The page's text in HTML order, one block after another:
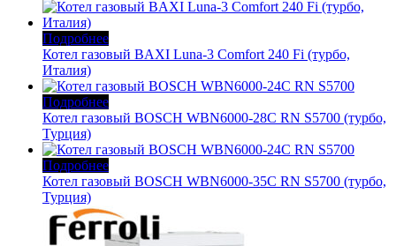
Подробнее
Котел газовый BAXI Luna-3 Comfort 240 Fi (турбо,
Италия)
Подробнее
Котел газовый BOSCH WBN6000-28C RN S5700 (турбо,
Турция)
Подробнее
Котел газовый BOSCH WBN6000-35C RN S5700 (турбо,
Турция)